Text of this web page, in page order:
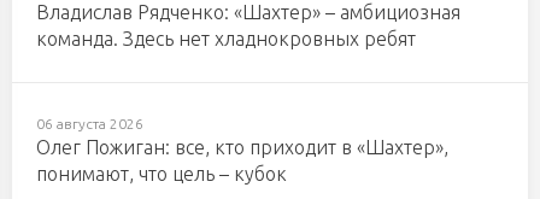
Владислав Рядченко: «Шахтер» – амбициозная
команда. Здесь нет хладнокровных ребят
06 августа 2026
Олег Пожиган: все, кто приходит в «Шахтер»,
понимают, что цель – кубок